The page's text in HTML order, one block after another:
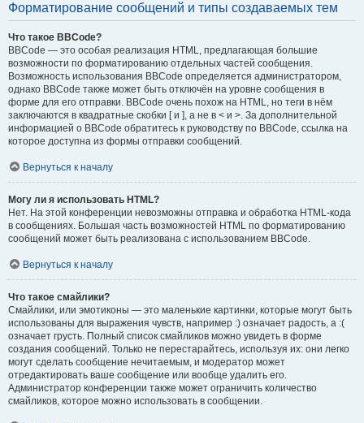
Форматирование сообщений и типы создаваемых тем
Что такое BBCode?
BBCode — это особая реализация HTML, предлагающая большие
возможности по форматированию отдельных частей сообщения.
Возможность использования BBCode определяется администратором,
однако BBCode также может быть отключён на уровне сообщения в
форме для его отправки. BBCode очень похож на HTML, но теги в нём
заключаются в квадратные скобки [ и ], а не в < и >. За дополнительной
информацией о BBCode обратитесь к руководству по BBCode, ссылка на
которое доступна из формы отправки сообщений.
Вернуться к началу
Могу ли я использовать HTML?
Нет. На этой конференции невозможны отправка и обработка HTML-кода
в сообщениях. Большая часть возможностей HTML по форматированию
сообщений может быть реализована с использованием BBCode.
Вернуться к началу
Что такое смайлики?
Смайлики, или эмотиконы — это маленькие картинки, которые могут быть
использованы для выражения чувств, например :) означает радость, а :(
означает грусть. Полный список смайликов можно увидеть в форме
создания сообщений. Только не перестарайтесь, используя их: они легко
могут сделать сообщение нечитаемым, и модератор может
отредактировать ваше сообщение или вообще удалить его.
Администратор конференции также может ограничить количество
смайликов, которое можно использовать в сообщении.